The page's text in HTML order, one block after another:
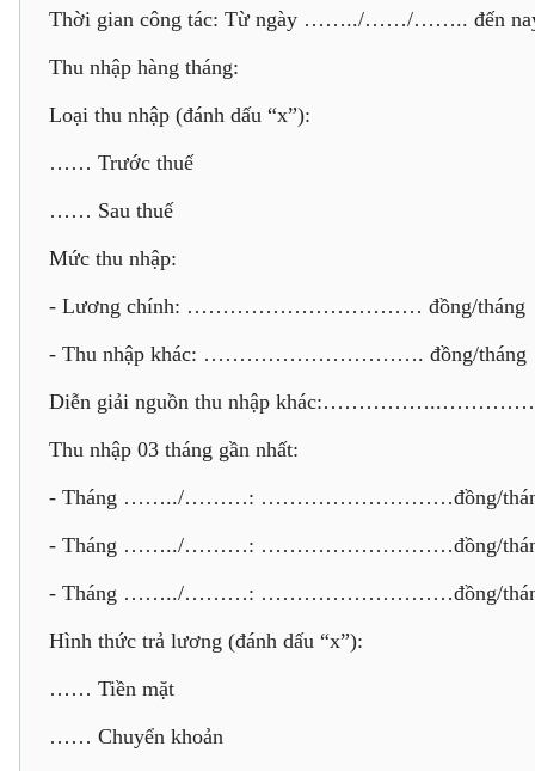
Thời gian công tác: Từ ngày ……../……/…….. đến
Thu nhập hàng tháng:
Loại thu nhập (đánh dấu “x”):
…… Trước thuế
…… Sau thuế
Mức thu nhập:
- Lương chính: …………………………… đồng/tháng
- Thu nhập khác: …………………………. đồng/tháng
Diễn giải nguồn thu nhập
Thu nhập 03 tháng gần nhất:
- Tháng ……../………: ………………………đồng/
- Tháng ……../………: ………………………đồng/
- Tháng ……../………: ………………………đồng/
Hình thức trả lương (đánh dấu “x”):
…… Tiền mặt
…… Chuyển khoản